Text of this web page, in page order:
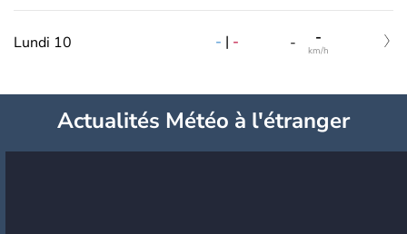
Lundi 10 - | - - -
km/h
Actualités Météo à l'étranger